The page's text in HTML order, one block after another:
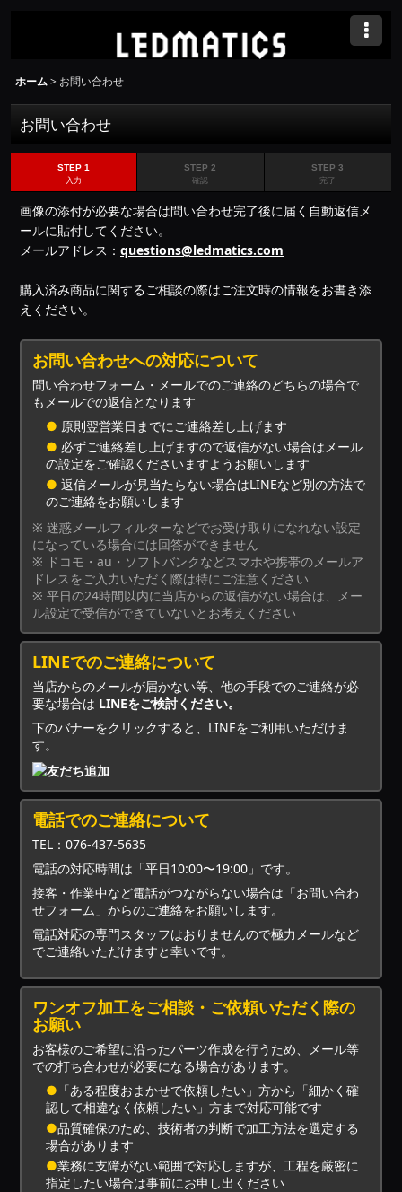
ホーム> お問い合わせ
お問い合わせ
STEP 1
入力
STEP 2
確認
STEP 3
完了
画像の添付が必要な場合は問い合わせ完了後に届く自動返信メ
ールに貼付してください。
メールアドレス： questions@ledmatics.com
購入済み商品に関するご相談の際はご注文時の情報をお書き添
えください。
お問い合わせへの対応について
問い合わせフォーム・メールでのご連絡のどちらの場合で
もメールでの返信となります
● 原則翌営業日までにご連絡差し上げます
● 必ずご連絡差し上げますので返信がない場合はメール
の設定をご確認くださいますようお願いします
● 返信メールが見当たらない場合はLINEなど別の方法で
のご連絡をお願いします
※ 迷惑メールフィルターなどでお受け取りになれない設定
になっている場合には回答ができません
※ ドコモ・au・ソフトバンクなどスマホや携帯のメールア
ドレスをご入力いただく際は特にご注意ください
※ 平日の24時間以内に当店からの返信がない場合は、メー
ル設定で受信ができていないとお考えください
LINEでのご連絡について
当店からのメールが届かない等、他の手段でのご連絡が必
要な場合は LINEをご検討ください。
下のバナーをクリックすると、LINEをご利用いただけま
す。
電話でのご連絡について
TEL：076-437-5635
電話の対応時間は「平日10:00〜19:00」です。
接客・作業中など電話がつながらない場合は「お問い合わ
せフォーム」からのご連絡をお願いします。
電話対応の専門スタッフはおりませんので極力メールなど
でご連絡いただけますと幸いです。
ワンオフ加工をご相談・ご依頼いただく際の
お願い
お客様のご希望に沿ったパーツ作成を行うため、メール等
での打ち合わせが必要になる場合があります。
● 「ある程度おまかせで依頼したい」方から「細かく確
認して相違なく依頼したい」方まで対応可能です
●品質確保のため、技術者の判断で加工方法を選定する
場合があります
●業務に支障がない範囲で対応しますが、工程を厳密に
指定したい場合は事前にお申し出ください